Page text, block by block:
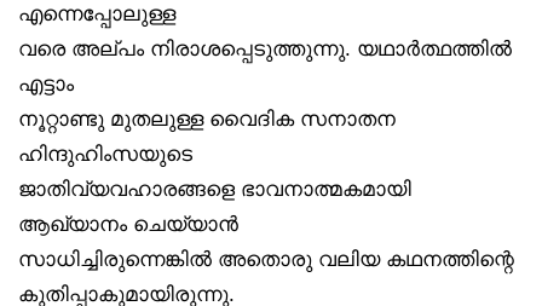
എന്നെപ്പോലുള്ള
വരെ അല്പം നിരാശപ്പെടുത്തുന്നു. യഥാർത്ഥത്തിൽ
എട്ടാം
നൂറ്റാണ്ടു മുതലുള്ള വൈദിക സനാതന
ഹിന്ദുഹിംസയുടെ
ജാതിവ്യവഹാരങ്ങളെ ഭാവനാത്മകമായി
ആഖ്യാനം ചെയ്യാൻ
സാധിച്ചിരുന്നെങ്കിൽ അതൊരു വലിയ കഥനത്തിന്റെ
കുതിപ്പാകുമായിരുന്നു.